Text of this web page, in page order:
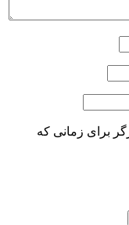
برای زمانی که